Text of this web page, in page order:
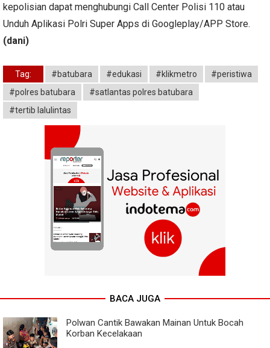
kepolisian dapat menghubungi Call Center Polisi 110 atau
Unduh Aplikasi Polri Super Apps di Googleplay/APP Store.
(dani)
Tag: #batubara #edukasi #klikmetro
#peristiwa
#polres batubara
#satlantas polres batubara
#tertib lalulintas
BACA JUGA
Polwan Cantik Bawakan Mainan Untuk Bocah
Korban Kecelakaan